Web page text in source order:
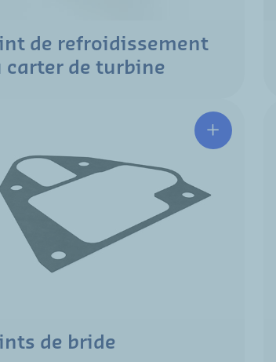
de refroidissement
carter de turbine
de bride